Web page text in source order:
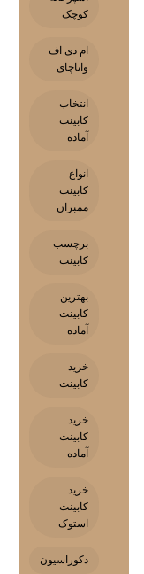
کوچک
ام دی اف
واناچای
انتخاب
کابینت
آماده
انواع
کابینت
ممبران
برچسب
کابینت
بهترین
کابینت
آماده
خرید
کابینت
خرید
کابینت
آماده
خرید
کابینت
استوک
دکوراسیون